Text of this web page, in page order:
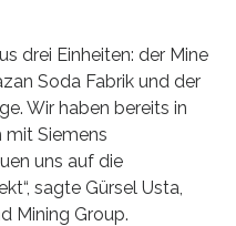
drei Einheiten: der Mine
Soda Fabrik und der
Wir haben bereits in
mit Siemens
uns auf die
sagte Gürsel Usta,
Mining Group.